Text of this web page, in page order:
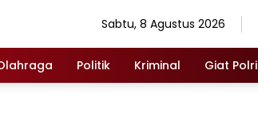
Sabtu, 8 Agustus 2026
Politik Kriminal Giat Polri